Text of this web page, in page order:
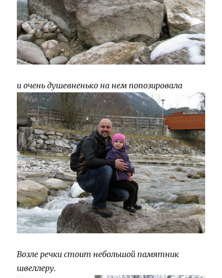
и очень душевненько на нем попозировала
Возле речки стоит небольшой памятник
швеллеру.